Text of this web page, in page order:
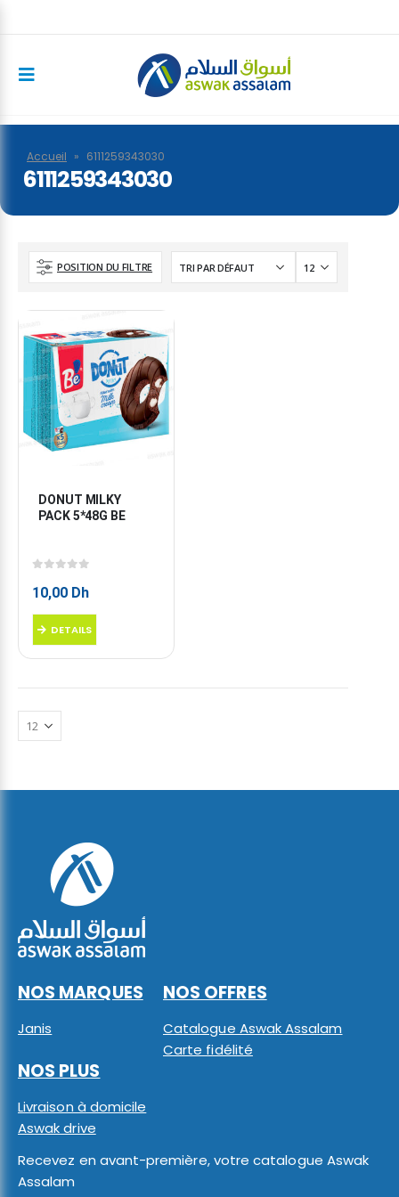
Accueil » 6111259343030
6111259343030
POSITION DU FILTRE
DONUT MILKY
PACK 5*48G BE
10,00 Dh
DETAILS
NOS MARQUES
Janis
NOS OFFRES
Catalogue Aswak Assalam
Carte fidélité
NOS PLUS
Livraison à domicile
Aswak drive
Recevez en avant-première, votre catalogue Aswak
Assalam